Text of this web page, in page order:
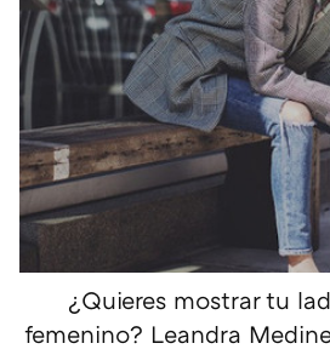
¿Quieres mostrar tu
femenino? Leandra